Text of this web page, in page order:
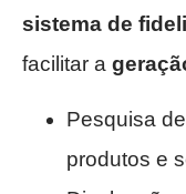
sistema de
facilitar a
Pesquisa
produtos e